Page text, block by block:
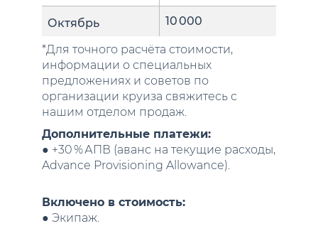
Октябрь 10 000
*Для точного расчёта стоимости,
информации о специальных
предложениях и советов по
организации круиза свяжитесь с
нашим отделом продаж.
Дополнительные платежи:
● +30 % АПВ (аванс на текущие расходы,
Advance Provisioning Allowance).
Включено в стоимость:
● Экипаж.